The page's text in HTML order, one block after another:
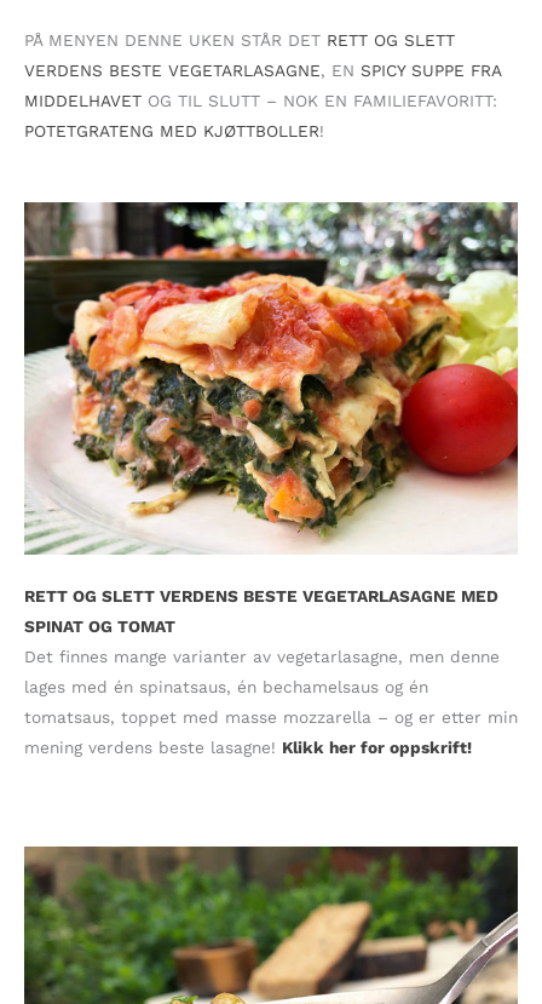
PÅ MENYEN DENNE UKEN STÅR DET RETT OG SLETT
VERDENS BESTE VEGETARLASAGNE, EN SPICY SUPPE FRA
MIDDELHAVET OG TIL SLUTT – NOK EN FAMILIEFAVORITT:
POTETGRATENG MED KJØTTBOLLER!
RETT OG SLETT VERDENS BESTE VEGETARLASAGNE MED
SPINAT OG TOMAT
Det finnes mange varianter av vegetarlasagne, men denne
lages med én spinatsaus, én bechamelsaus og én
tomatsaus, toppet med masse mozzarella – og er etter min
mening verdens beste lasagne! Klikk her for oppskrift!